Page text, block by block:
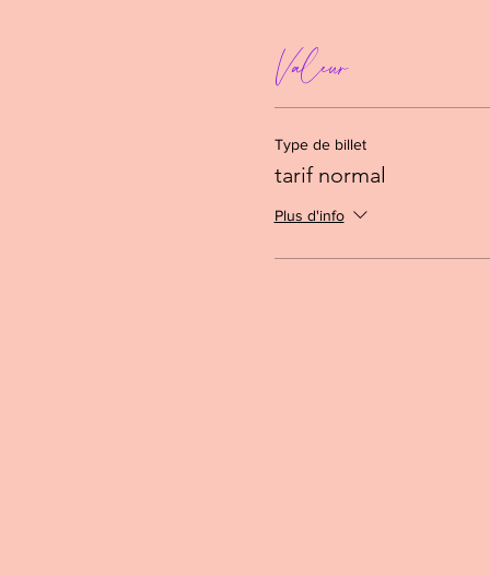
Valeur
Type de billet
tarif normal
Plus d'info